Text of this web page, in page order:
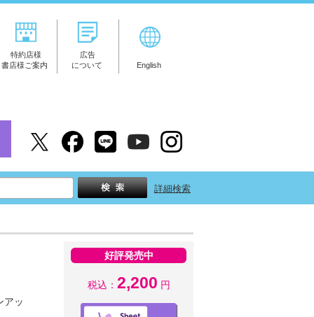
特約店様
書店様ご案内
広告
について
English
詳細検索
アッ
好評発売中
税込： 2,200 円